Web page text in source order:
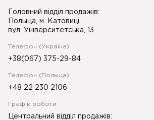
Головний відділ продажів:
Польща, м. Катовиці,
вул. Університетська, 13
Телефон (Україна)
+38(067) 375-29-84
Телефон (Польща)
+48 22 230 2106
Графік роботи
Центральний відділ продажів: